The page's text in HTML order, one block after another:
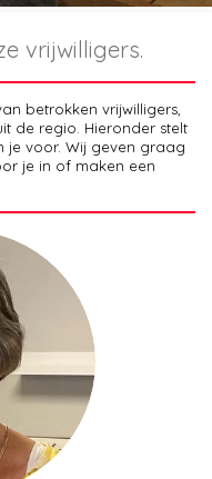
vrijwilligers.
betrokken vrijwilligers,
de regio. Hieronder stelt
je voor. Wij geven graag
je in of maken een